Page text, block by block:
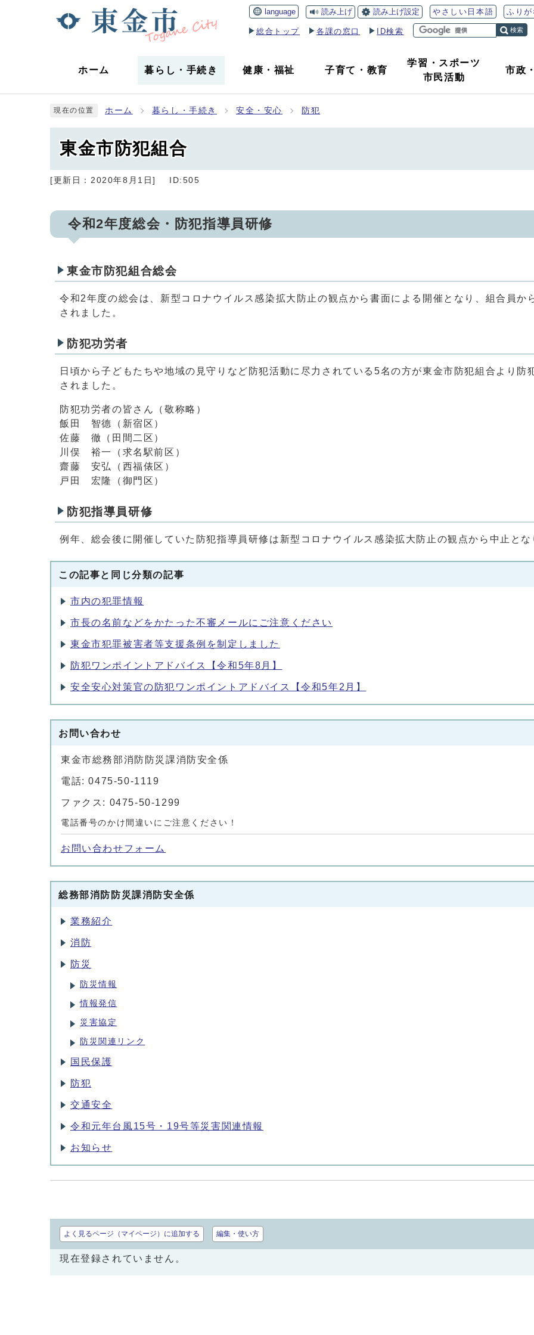
language 読み上げ 読み上げ設定 やさしい日本語 ふりが
総合トップ 各課の窓口 ID検索 検索
ホーム 暮らし ・ 手続き 健康 ・福祉 子育て ・ 教育
学習・スポーツ
市民活動
市政 ・
現在の位置 ホーム 暮らし・手続き 安全・安心 防犯
東金市防犯組合
[更新日： 2020年8月1日] ID:505
令和2年度総会・防犯指導員研修
東金市防犯組合総会
令和2年度の総会は、新型コロナウイルス感染拡大防止の観点から書面による開催となり、組合員か
されました。
防犯功労者
日頃から子どもたちや地域の見守りなど防犯活動に尽力されている5名の方が東金市防犯組合より防
されました。
防犯功労者の皆さん（敬称略）
飯田 智德（新宿区）
佐藤 徹（田間二区）
川俣 裕一（求名駅前区）
齋藤 安弘（西福俵区）
戸田 宏隆（御門区）
防犯指導員研修
例年、総会後に開催していた防犯指導員研修は新型コロナウイルス感染拡大防止の観点から中止とな
この記事と同じ分類の記事
市内の犯罪情報
市長の名前などをかたった不審メールにご注意ください
東金市犯罪被害者等支援条例を制定しました
防犯ワンポイントアドバイス【令和5年8月】
安全安心対策官の防犯ワンポイントアドバイス【令和5年2月】
お問い合わせ
東金市総務部消防防災課消防安全係
電話: 0475-50-1119
ファクス: 0475-50-1299
電話番号のかけ間違いにご注意ください！
お問い合わせフォーム
総務部消防防災課消防安全係
業務紹介
消防
防災
防災情報
情報発信
災害協定
防災関連リンク
国民保護
防犯
交通安全
令和元年台風15号・19号等災害関連情報
お知らせ
よく見るページ（マイページ）に追加する 編集・使い方
現在登録されていません。